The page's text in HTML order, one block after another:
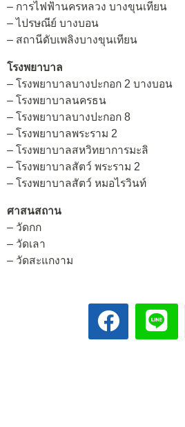
– การไฟฟ้านครหลวง บางขุนเทียน
– ไปรษณีย์ บางบอน
– สถานีดับเพลิงบางขุนเทียน
โรงพยาบาล
– โรงพยาบาลบางปะกอก 2 บางบอน
– โรงพยาบาลนครธน
– โรงพยาบาลบางปะกอก 8
– โรงพยาบาลพระราม 2
– โรงพยาบาลสหวิทยาการมะลิ
– โรงพยาบาลสัตว์ พระราม 2
– โรงพยาบาลสัตว์ หมอไรวินท์
ศาสนสถาน
– วัดกก
– วัดเลา
– วัดสะแกงาม